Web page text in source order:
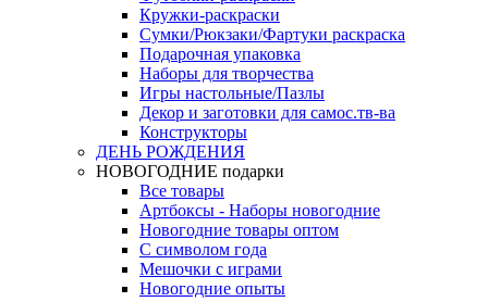
Кружки-раскраски
Сумки/Рюкзаки/Фартуки раскраска
Подарочная упаковка
Наборы для творчества
Игры настольные/Пазлы
Декор и заготовки для самос.тв-ва
Конструкторы
ДЕНЬ РОЖДЕНИЯ
НОВОГОДНИЕ подарки
Все товары
Артбоксы - Наборы новогодние
Новогодние товары оптом
С символом года
Мешочки с играми
Новогодние опыты